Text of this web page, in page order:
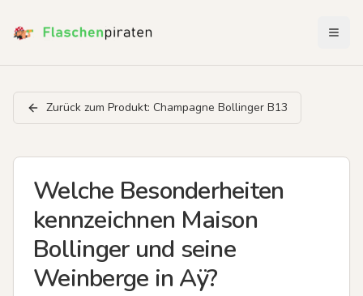
Zurück zum Produkt: Champagne Bollinger B13
Welche Besonderheiten
kennzeichnen Maison
Bollinger und seine
Weinberge in Aÿ?